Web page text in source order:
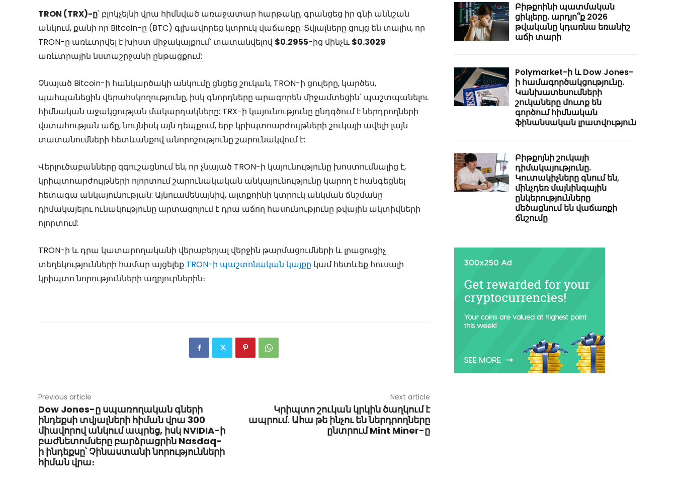
TRON (TRX)-ը՝ բլոկչեյնի վրա հիմնված առաջատար հարթակը, գրանցեց իր գնի աննշան
անկում, քանի որ Bitcoin-ը (BTC) գլխավորեց կտրուկ վաճառքը: Տվյալները ցույց են տալիս, որ
TRON-ը առևտրվել է խիստ միջակայքում՝ տատանվելով $0.2955-ից մինչև $0.3029
առևտրային նստաշրջանի ընթացքում:
Չնայած Bitcoin-ի հանկարծակի անկումը ցնցեց շուկան, TRON-ի ցուլերը, կարծես,
պահպանեցին վերահսկողությունը, իսկ գնորդները արագորեն միջամտեցին՝ պաշտպանելու
հիմնական աջակցության մակարդակները: TRX-ի կայունությունը ընդգծում է ներդրողների
վստահության աճը, նույնիսկ այն դեպքում, երբ կրիպտոարժույթների շուկայի ավելի լայն
տատանումների հետևանքով անորոշությունը շարունակվում է:
Վերլուծաբանները զգուշացնում են, որ չնայած TRON-ի կայունությունը խոստումնալից է,
կրիպտոարժույթների ոլորտում շարունակական անկայունությունը կարող է հանգեցնել
հետագա անկայունության: Այնուամենայնիվ, ալտքոինի կտրուկ անկման ճնշմանը
դիմակայելու ունակությունը արտացոլում է դրա աճող հասունությունը թվային ակտիվների
ոլորտում:
TRON-ի և դրա կատարողականի վերաբերյալ վերջին թարմացումների և լրացուցիչ
տեղեկությունների համար այցելեք TRON-ի պաշտոնական կայքը կամ հետևեք հուսալի
կրիպտո նորությունների աղբյուրներին։
Previous article
Dow Jones-ը սպառողական գների
ինդեքսի տվյալների հիման վրա 300
միավորով անկում ապրեց, իսկ NVIDIA-ի
բաժնետոմսերը բարձրացրին Nasdaq-
ի ինդեքսը՝ Չինաստանի նորությունների
հիման վրա։
Next article
Կրիպտո շուկան կրկին ծաղկում է
ապրում. Ահա թե ինչու են ներդրողները
ընտրում Mint Miner-ը
Բիթքոինի պատմական
ցիկլերը. արդյո՞ք 2026
թվականը կդառնա եռանիշ
աճի տարի
Polymarket-ի և Dow Jones-
ի համագործակցությունը.
Կանխատեսումների
շուկաները մուտք են
գործում հիմնական
ֆինանսական լրատվություն
Բիթքոյնի շուկայի
դիմակայությունը.
Կուտակիչները գնում են,
մինչդեռ մայնինգային
ընկերությունները
մեծացնում են վաճառքի
ճնշումը